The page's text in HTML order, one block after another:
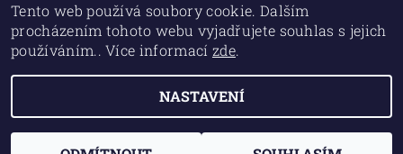
Lokality
2026 ©DIESEL SERVIS ŘÍČANY, všechna práva vyhrazena
Vytvořil Shoptet
Tento web používá soubory cookie. Dalším
procházením tohoto webu vyjadřujete souhlas s jejich
používáním.. Více informací zde.
NASTAVENÍ